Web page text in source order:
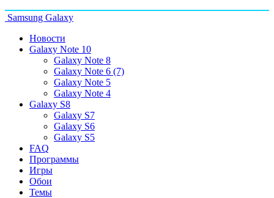
Samsung Galaxy
Новости
Galaxy Note 10
Galaxy Note 8
Galaxy Note 6 (7)
Galaxy Note 5
Galaxy Note 4
Galaxy S8
Galaxy S7
Galaxy S6
Galaxy S5
FAQ
Программы
Игры
Обои
Темы